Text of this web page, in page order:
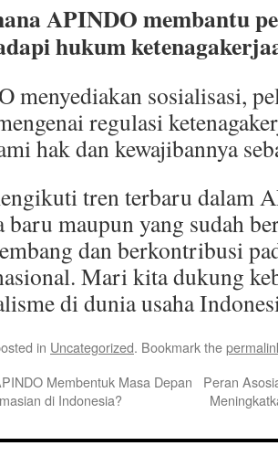
APINDO membantu
hukum
menyediakan sosialisasi,
regulasi
hak dan kewajibannya
tren terbaru dalam
baru maupun yang sudah
dan berkontribusi
Mari kita dukung
di dunia usaha
in Uncategorized. Bookmark the
Membentuk Masa Depan
di Indonesia?
Peran